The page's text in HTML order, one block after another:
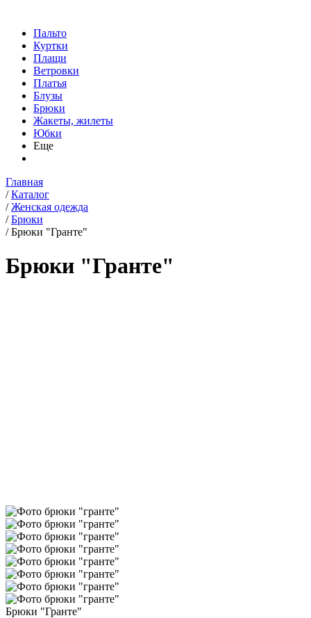
Пальто
Куртки
Плащи
Ветровки
Платья
Блузы
Брюки
Жакеты, жилеты
Юбки
Еще
Главная
/ Каталог
/ Женская одежда
/ Брюки
/ Брюки "Гранте"
Брюки "Гранте"
Брюки "Гранте"